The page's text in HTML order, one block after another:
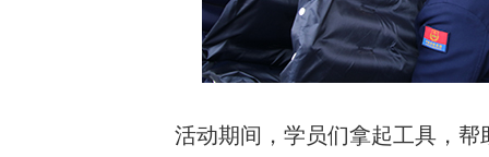
活动期间，学员们拿起工具，